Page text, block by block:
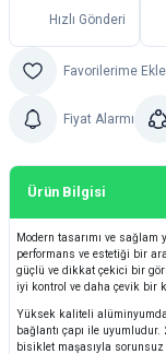
Hızlı Gönderi
Fiyat Alarmı
Ürün Bilgisi
Modern tasarımı ve sağlam
performans ve estetiği bir
güçlü ve dikkat çekici bir
iyi kontrol ve daha çevik bir
Yüksek kaliteli
bağlantı çapı ile uyumludur.
bisiklet maşasıyla